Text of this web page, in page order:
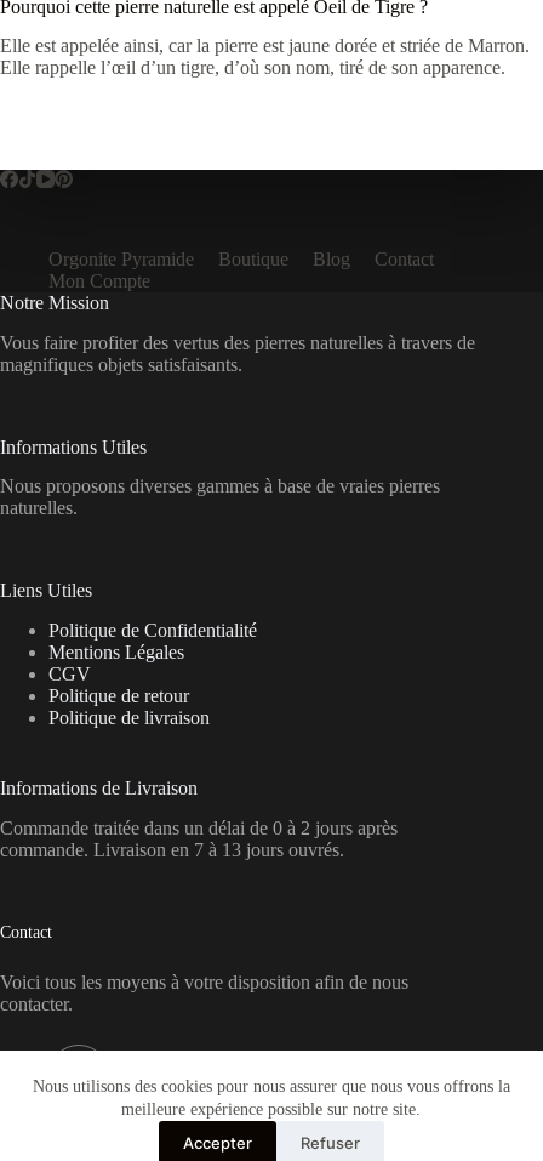
Nous utilisons des cookies pour nous assurer que nous vous offrons la
meilleure expérience possible sur notre site.
Accepter Refuser
Pourquoi cette pierre naturelle est appelé Oeil de Tigre ?
Elle est appelée ainsi, car la pierre est jaune dorée et striée de Marron.
Elle rappelle l’œil d’un tigre, d’où son nom, tiré de son apparence.
Orgonite Pyramide Boutique Blog
Contact
Mon Compte
Notre Mission
Vous faire profiter des vertus des pierres naturelles à travers de
magnifiques objets satisfaisants.
Informations Utiles
Nous proposons diverses gammes à base de vraies pierres
naturelles.
Liens Utiles
Politique de Confidentialité
Mentions Légales
CGV
Politique de retour
Politique de livraison
Informations de Livraison
Commande traitée dans un délai de 0 à 2 jours après
commande. Livraison en 7 à 13 jours ouvrés.
Contact
Voici tous les moyens à votre disposition afin de nous
contacter.
07 56 81 19 57
Email :
contact@orgonite-pyramide.fr